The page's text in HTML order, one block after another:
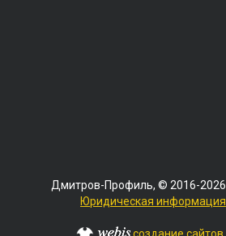
Дмитров-Профиль, © 2016-2026
Юридическая информация